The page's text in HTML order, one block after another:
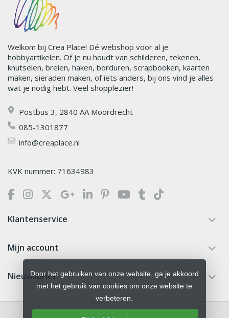
Welkom bij Crea Place! Dé webshop voor al je
hobbyartikelen. Of je nu houdt van schilderen, tekenen,
knutselen, breien, haken, borduren, scrapbooken, kaarten
maken, sieraden maken, of iets anders, bij ons vind je alles
wat je nodig hebt. Veel shopplezier!
Postbus 3, 2840 AA Moordrecht
085-1301877
info@creaplace.nl
KVK nummer: 71634983
Klantenservice
Mijn account
Nieuwsbrief
Door het gebruiken van onze website, ga je akkoord
met het gebruik van cookies om onze website te
verbeteren.